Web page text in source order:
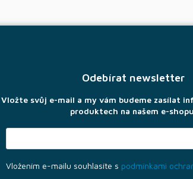
Odebírat newsletter
Vložte svůj e-mail a my vám budeme zasílat
produktech na našem e-
Vložením e-mailu souhlasíte s podmínkami